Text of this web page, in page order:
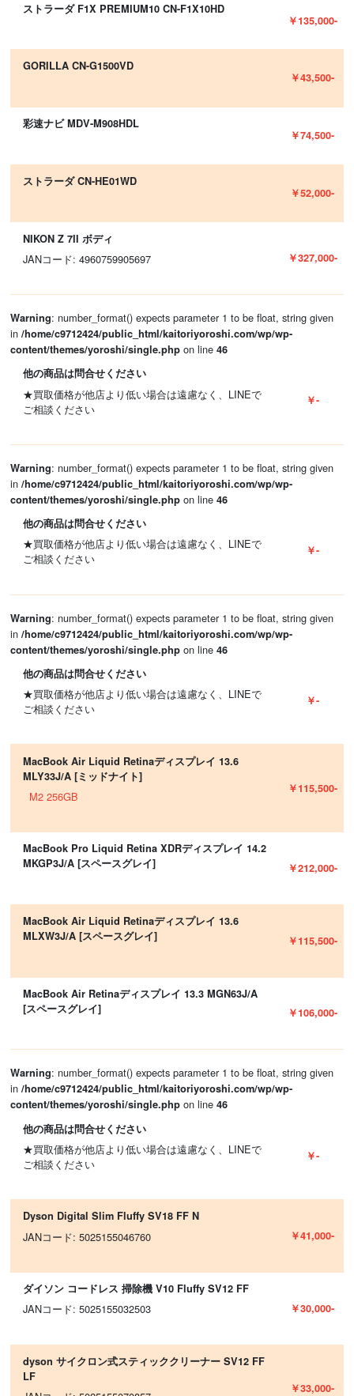
ストラーダ F1X PREMIUM10 CN-F1X10HD
￥135,000-
GORILLA CN-G1500VD
￥43,500-
彩速ナビ MDV-M908HDL
￥74,500-
ストラーダ CN-HE01WD
￥52,000-
NIKON Z 7II ボディ
JANコード: 4960759905697 ￥327,000-
Warning: number_format() expects parameter 1 to be float, string given
in /home/c9712424/public_html/kaitoriyoroshi.com/wp/wp-
content/themes/yoroshi/single.phpon line 46
他の商品は問合せください
★買取価格が他店より低い場合は遠慮なく、LINEで
ご相談ください
￥-
Warning: number_format() expects parameter 1 to be float, string given
in /home/c9712424/public_html/kaitoriyoroshi.com/wp/wp-
content/themes/yoroshi/single.phpon line 46
他の商品は問合せください
★買取価格が他店より低い場合は遠慮なく、LINEで
ご相談ください
￥-
Warning: number_format() expects parameter 1 to be float, string given
in /home/c9712424/public_html/kaitoriyoroshi.com/wp/wp-
content/themes/yoroshi/single.phpon line 46
他の商品は問合せください
★買取価格が他店より低い場合は遠慮なく、LINEで
ご相談ください
￥-
MacBook Air Liquid Retinaディスプレイ 13.6
MLY33J/A [ミッドナイト]
M2 256GB
￥115,500-
MacBook Pro Liquid Retina XDRディスプレイ 14.2
MKGP3J/A [スペースグレイ]
￥212,000-
MacBook Air Liquid Retinaディスプレイ 13.6
MLXW3J/A [スペースグレイ]
￥115,500-
MacBook Air Retinaディスプレイ 13.3 MGN63J/A
[スペースグレイ]
￥106,000-
Warning: number_format() expects parameter 1 to be float, string given
in /home/c9712424/public_html/kaitoriyoroshi.com/wp/wp-
content/themes/yoroshi/single.phpon line 46
他の商品は問合せください
★買取価格が他店より低い場合は遠慮なく、LINEで
ご相談ください
￥-
Dyson Digital Slim Fluffy SV18 FF N
JANコード: 5025155046760 ￥41,000-
ダイソン コードレス 掃除機 V10 Fluffy SV12 FF
JANコード: 5025155032503 ￥30,000-
dyson サイクロン式スティッククリーナー SV12 FF
LF
￥33,000-